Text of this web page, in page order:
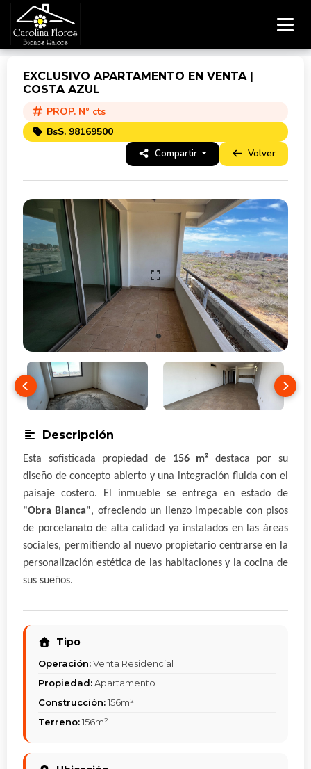
EXCLUSIVO APARTAMENTO EN VENTA |
COSTA AZUL
PROP. N° cts
BsS. 98169500
Compartir Volver
Descripción
Esta sofisticada propiedad de 156 m² destaca por su
diseño de concepto abierto y una integración fluida con el
paisaje costero. El inmueble se entrega en estado de
"Obra Blanca", ofreciendo un lienzo impecable con pisos
de porcelanato de alta calidad ya instalados en las áreas
sociales, permitiendo al nuevo propietario centrarse en la
personalización estética de las habitaciones y la cocina de
sus sueños.
Tipo
Operación:Venta Residencial
Propiedad:Apartamento
Construcción:156m²
Terreno:156m²